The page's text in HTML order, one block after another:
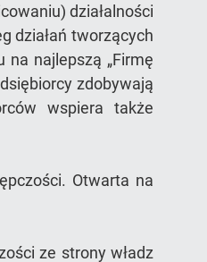
działalności
działań tworzących
na najlepszą „Firmę
zdobywają
wspiera także
Otwarta na
ze strony władz